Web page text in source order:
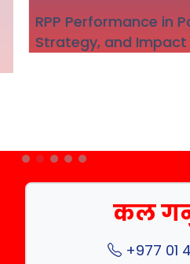
RPP Performance in
Strategy, and Impact
कल
+977 01